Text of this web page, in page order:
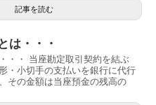
記事を読む
は・・・
・・ 当座勘定取引契約を結ぶ
・小切手の支払いを銀行に代行
その金額は当座預金の残高の